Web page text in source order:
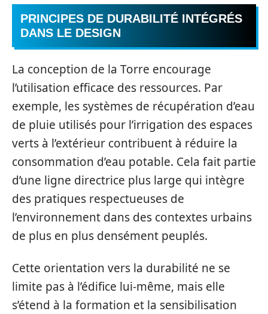
PRINCIPES DE DURABILITÉ INTÉGRÉS
DANS LE DESIGN
La conception de la Torre encourage
l’utilisation efficace des ressources. Par
exemple, les systèmes de récupération d’eau
de pluie utilisés pour l’irrigation des espaces
verts à l’extérieur contribuent à réduire la
consommation d’eau potable. Cela fait partie
d’une ligne directrice plus large qui intègre
des pratiques respectueuses de
l’environnement dans des contextes urbains
de plus en plus densément peuplés.
Cette orientation vers la durabilité ne se
limite pas à l’édifice lui-même, mais elle
s’étend à la formation et la sensibilisation